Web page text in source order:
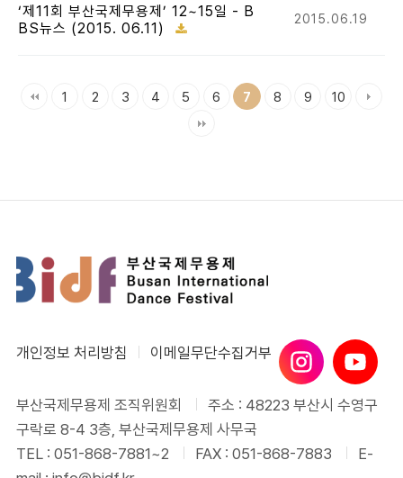
‘제11회 부산국제무용제’ 12~15일 - B
BS뉴스 (2015. 06.11)
2015.06.19
1 2 3 4 5 6 7 8 9 10
개인정보 처리방침 이메일무단수집거부
부산국제무용제 조직위원회
주소 : 48223 부산시 수영구
구락로 8-4 3층, 부산국제무용제 사무국
TEL : 051-868-7881~2
FAX : 051-868-7883
E-